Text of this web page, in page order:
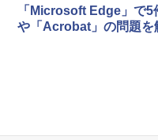
ド、Touch ID - シル
バー
「Microsoft Edge」で5
や「Acrobat」の問題を